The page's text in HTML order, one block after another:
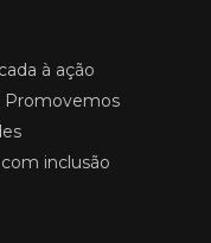
à ação
Promovemos
inclusão